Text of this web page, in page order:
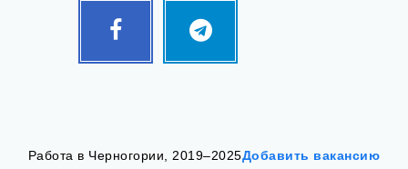
Facebook Telegram
Follow
Работа в Черногории, 2019–2025Добавить вакансию